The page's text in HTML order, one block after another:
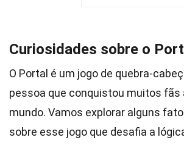
Curiosidades sobre o
O Portal é um jogo de quebra-
pessoa que conquistou muitos fãs
mundo. Vamos explorar alguns
sobre esse jogo que desafia a